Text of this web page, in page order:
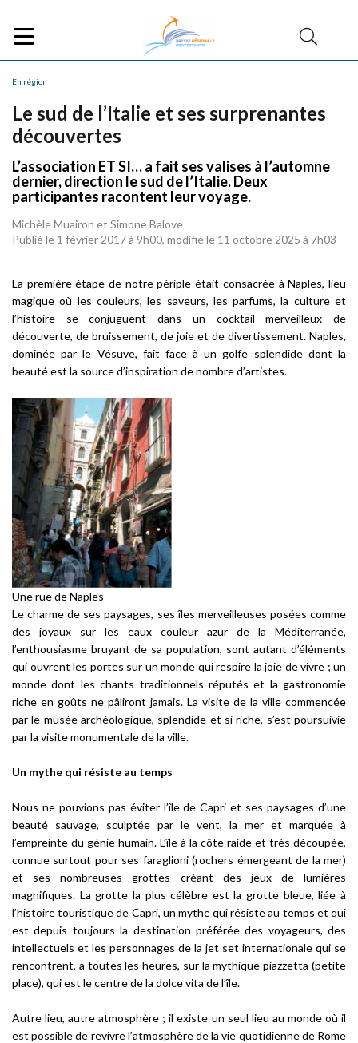
En région
Le sud de l’Italie et ses surprenantes
découvertes
L’association ET SI… a fait ses valises à l’automne
dernier, direction le sud de l’Italie. Deux
participantes racontent leur voyage.
Michèle Muairon et Simone Balove
Publié le 1 février 2017 à 9h00, modifié le 11 octobre 2025 à 7h03
La première étape de notre périple était consacrée à Naples, lieu
magique où les couleurs, les saveurs, les parfums, la culture et
l’histoire se conjuguent dans un cocktail merveilleux de
découverte, de bruissement, de joie et de divertissement. Naples,
dominée par le Vésuve, fait face à un golfe splendide dont la
beauté est la source d’inspiration de nombre d’artistes.
Une rue de Naples
Le charme de ses paysages, ses îles merveilleuses posées comme
des joyaux sur les eaux couleur azur de la Méditerranée,
l’enthousiasme bruyant de sa population, sont autant d’éléments
qui ouvrent les portes sur un monde qui respire la joie de vivre ; un
monde dont les chants traditionnels réputés et la gastronomie
riche en goûts ne pâliront jamais. La visite de la ville commencée
par le musée archéologique, splendide et si riche, s’est poursuivie
par la visite monumentale de la ville.
Un mythe qui résiste au temps
Nous ne pouvions pas éviter l’île de Capri et ses paysages d’une
beauté sauvage, sculptée par le vent, la mer et marquée à
l’empreinte du génie humain. L’île à la côte raide et très découpée,
connue surtout pour ses faraglioni(rochers émergeant de la mer)
et ses nombreuses grottes créant des jeux de lumières
magnifiques. La grotte la plus célèbre est la grotte bleue, liée à
l’histoire touristique de Capri, un mythe qui résiste au temps et qui
est depuis toujours la destination préférée des voyageurs, des
intellectuels et les personnages de la jet set internationale qui se
rencontrent, à toutes les heures, sur la mythiquepiazzetta (petite
place), qui est le centre de la dolce vita de l’île.
Autre lieu, autre atmosphère ; il existe un seul lieu au monde où il
est possible de revivre l’atmosphère de la vie quotidienne de Rome